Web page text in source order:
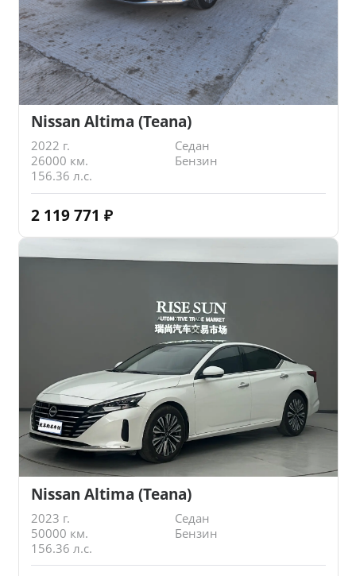
Nissan Altima (Teana)
2022 г.
Седан
26000 км.
Бензин
156.36 л.с.
2 119 771 ₽
Nissan Altima (Teana)
2023 г.
Седан
50000 км.
Бензин
156.36 л.с.